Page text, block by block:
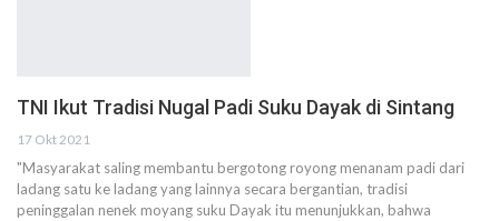
TNI Ikut Tradisi Nugal Padi Suku Dayak di Sintang
17 Okt 2021
"Masyarakat saling membantu bergotong royong menanam padi dari
ladang satu ke ladang yang lainnya secara bergantian, tradisi
peninggalan nenek moyang suku Dayak itu menunjukkan, bahwa